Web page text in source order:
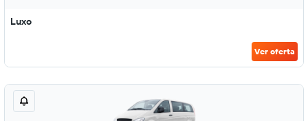
Luxo
Ver oferta